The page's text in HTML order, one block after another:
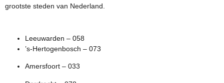
grootste steden van Nederland.
Leeuwarden – 058
’s-Hertogenbosch – 073
Amersfoort – 033